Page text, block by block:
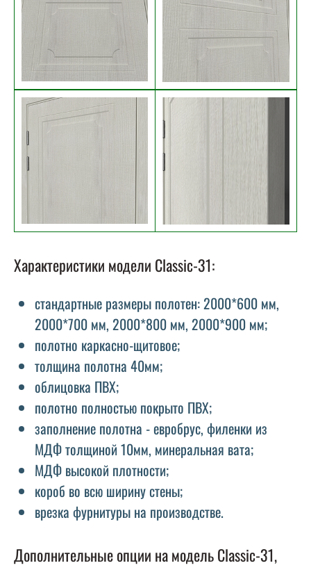
Характеристики модели Classic-31:
стандартные размеры полотен: 2000*600 мм,
2000*700 мм, 2000*800 мм, 2000*900 мм;
полотно каркасно-щитовое;
толщина полотна 40мм;
облицовка ПВХ;
полотно полностью покрыто ПВХ;
заполнение полотна - евробрус, филенки из
МДФ толщиной 10мм, минеральная вата;
МДФ высокой плотности;
короб во всю ширину стены;
врезка фурнитуры на производстве.
Дополнительные опции на модель Classic-31,